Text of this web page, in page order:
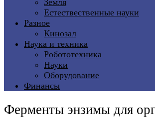
Естествественные науки
Разное
Кинозал
Наука и техника
Робототехника
Науки
Оборудование
Финансы
Ферменты энзимы для